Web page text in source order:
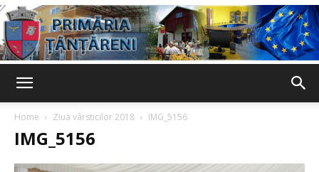
Home Ziua vârsticilor 2018 IMG_5156
IMG_5156